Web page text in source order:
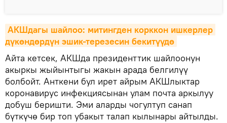
АКШдагы шайлоо: митингден корккон ишкерлер
дүкөндөрдүн эшик-терезесин бекитүүдө
Айта кетсек, АКШда президенттик шайлоонун
акыркы жыйынтыгы жакын арада белгилүү
болбойт. Анткени бул ирет айрым АКШлыктар
коронавирус инфекциясынан улам почта аркылуу
добуш беришти. Эми аларды чогултуп санап
бүткүчө бир топ убакыт талап кылынары айтылды.